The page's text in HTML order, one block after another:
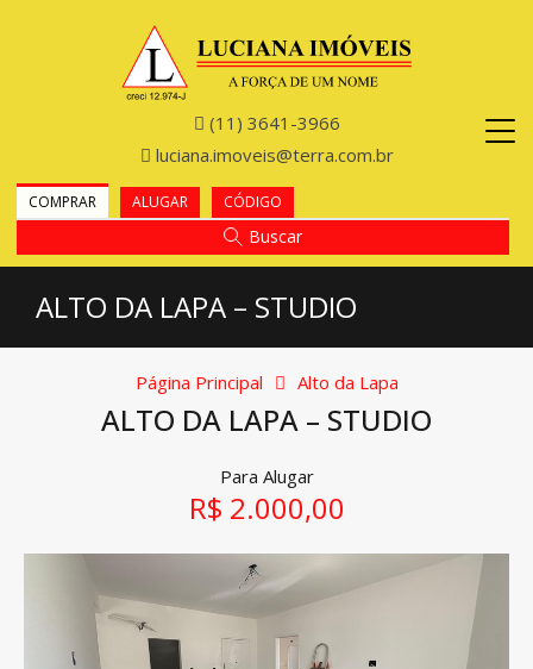
(11) 3641-3966
luciana.imoveis@terra.com.br
COMPRAR ALUGAR CÓDIGO
Buscar
ALTO DA LAPA – STUDIO
Página Principal Alto da Lapa
ALTO DA LAPA – STUDIO
Para Alugar
R$ 2.000,00